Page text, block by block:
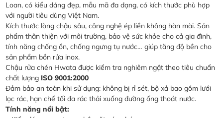
Loan, có kiểu dáng đẹp, mẫu mã đa dạng, có kích thước phù hợp
với người tiêu dùng Việt Nam.
Kích thước lòng chậu sâu, công nghệ ép liền không hàn mài. Sản
phẩm thân thiện với môi trường, bảo vệ sức khỏe cho cả gia đình,
tính năng chống ồn, chống ngưng tụ nước… giúp tăng độ bền cho
sản phẩm bồn rửa inox.
Chậu rửa chén Hwata được kiểm tra nghiêm ngặt theo tiêu chuẩn
chất lượng ISO 9001:2000
Đảm bảo an toàn khi sử dụng: không bị rỉ sét, bộ xả bao gồm lưới
lọc rác, hạn chế tối đa rác thải xuống đường ống thoát nước.
Tính năng nổi bật: